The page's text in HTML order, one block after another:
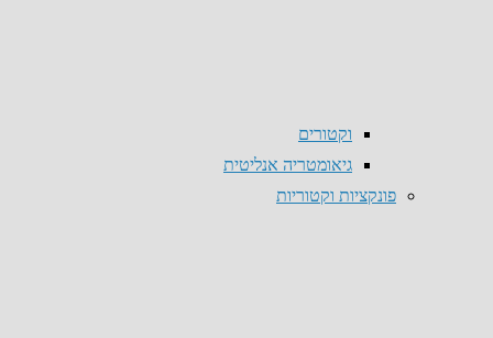
וקטורים
גיאומטריה אנליטית
פונקציות וקטוריות